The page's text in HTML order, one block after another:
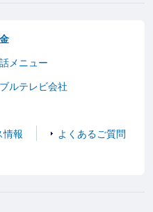
メニュー
ルテレビ会社
情報
よくあるご質問